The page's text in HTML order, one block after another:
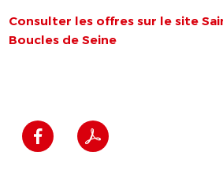
Consulter les offres sur le site
Boucles de Seine